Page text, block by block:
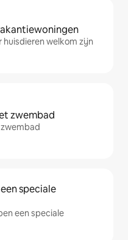
welkom zijn
zwembad
speciale
een speciale